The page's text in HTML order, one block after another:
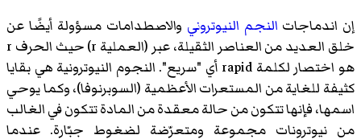
إن اندماجات النجم النيوتروني والاصطدامات مسؤولة أيضًا عن
خلق العديد من العناصر الثقيلة، عبر (العملية r) حيث الحرف r
هو اختصار لكلمة rapid أي "سريع". النجوم النيوترونية هي بقايا
كثيفة للغاية من المستعرات الأعظمية (السوبرنوفا)، وكما يوحي
اسمها، فإنها تتكون من حالة معقدة من المادة تتكون في الغالب
من نيوترونات مجموعة ومتعرّضة لضغوط جبّارة. عندما